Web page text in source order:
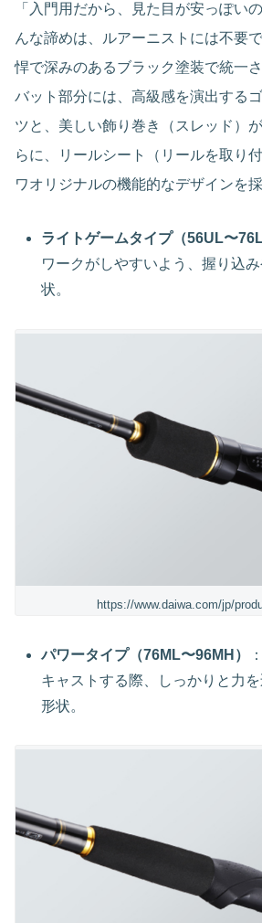
「入門用だから、見た目が安っぽ
んな諦めは、ルアーニストには不要
悍で深みのあるブラック塗装で統一
バット部分には、高級感を演出する
ツと、美しい飾り巻き（スレッド）
らに、リールシート（リールを取り
ワオリジナルの機能的なデザインを採
ライトゲームタイプ（56UL〜76L
ワークがしやすいよう、握り込
状。
https://www.daiwa.com/jp/
パワータイプ（76ML〜96MH）
キャストする際、しっかりと力
形状。